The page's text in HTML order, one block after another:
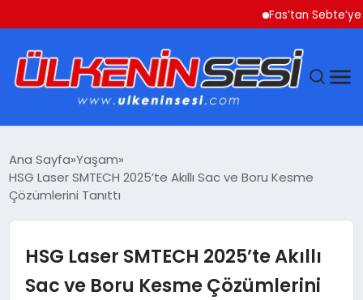
Fas’tan Sebte’ye
EKONOMI
Ana Sayfa Yaşam
HSG Laser SMTECH 2025’te Akıllı Sac ve Boru Kesme
Çözümlerini Tanıttı
HSG Laser SMTECH 2025’te Akıllı
Sac ve Boru Kesme Çözümlerini